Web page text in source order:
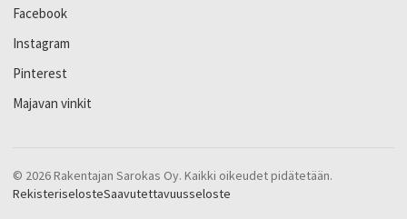
Facebook
Instagram
Pinterest
Majavan vinkit
© 2026 Rakentajan Sarokas Oy. Kaikki oikeudet pidätetään.
RekisteriselosteSaavutettavuusseloste